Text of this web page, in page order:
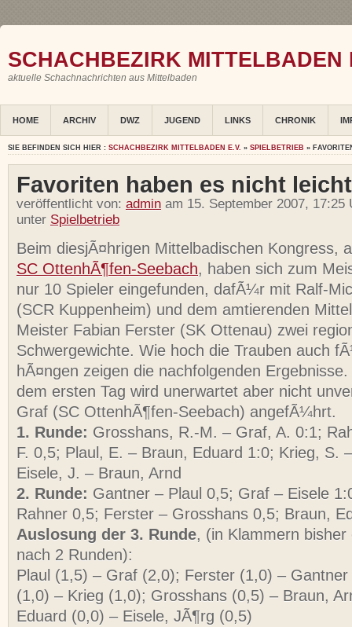
SCHACHBEZIRK MITTELBADEN
aktuelle Schachnachrichten aus Mittelbaden
HOME ARCHIV DWZ JUGEND LINKS CHRONIK
SIE BEFINDEN SICH HIER : SCHACHBEZIRK MITTELBADEN E.V. » SPIELBETRIEB »
Favoriten haben es nicht
veröffentlicht von: admin am 15. September 2007, 17:25
unter Spielbetrieb
Beim diesjÃ¤hrigen Mittelbadischen Kongress,
SC OttenhÃ¶fen-Seebach, haben sich zum
nur 10 Spieler eingefunden, dafÃ¼r mit Ralf-
(SCR Kuppenheim) und dem amtierenden
Meister Fabian Ferster (SK Ottenau) zwei
Schwergewichte. Wie hoch die Trauben auch
hÃ¤ngen zeigen die nachfolgenden
dem ersten Tag wird unerwartet aber nicht
Graf (SC OttenhÃ¶fen-Seebach) angefÃ¼hrt.
1. Runde: Grosshans, R.-M. – Graf, A. 0:1;
F. 0,5; Plaul, E. – Braun, Eduard 1:0; Krieg, S.
Eisele, J. – Braun, Arnd
2. Runde: Gantner – Plaul 0,5; Graf – Eisele
Rahner 0,5; Ferster – Grosshans 0,5; Braun,
Auslosung der 3. Runde, (in Klammern
nach 2 Runden):
Plaul (1,5) – Graf (2,0); Ferster (1,0) –
(1,0) – Krieg (1,0); Grosshans (0,5) – Braun,
Eduard (0,0) – Eisele, JÃ¶rg (0,5)